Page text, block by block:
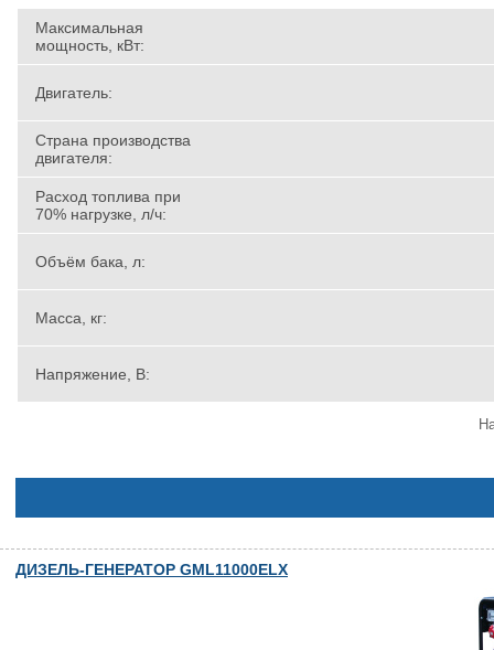
Максимальная
мощность, кВт:
Двигатель:
Страна производства
двигателя:
Расход топлива при
70% нагрузке, л/ч:
Объём бака, л:
Масса, кг:
Напряжение, В:
ДИЗЕЛЬ-ГЕНЕРАТОР GML11000ELX